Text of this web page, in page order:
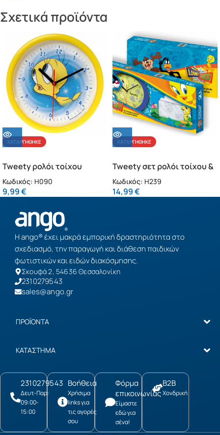
Σχετικά προϊόντα
ΚΑΤΑΡΓΉΘΗΚΕ
Tweety ρολόι τοίχου
(H090)
Κωδικός: H090
9,99€
ΚΑΤΑΡΓΉΘΗΚΕ
Tweety σετ ρολόι τοίχου &
κορνίζα (H239)
Κωδικός: H239
14,99€
Η ango® έχει μακρά εμπορική δραστηριότητα στο
σχεδιασμό, την παραγωγή και διάθεση παιδικών
φωτιστικών και ειδών διακόσμησης.
Σκουφά 2, 54636 Θεσσαλονίκη
2310279543
sales@ango.gr
ΠΡΟΪΟΝΤΑ
ΚΑΤΑΣΤΗΜΑ
2310279543
Δευτ-Παρ:
09:00-
15:00
Βοήθεια
Χρήσιμα
links για
τις αγορές
σου
Φόρμα
επικοινωνίας
Είμαστε
εδώ για
σένα!
B2B
Χονδρική